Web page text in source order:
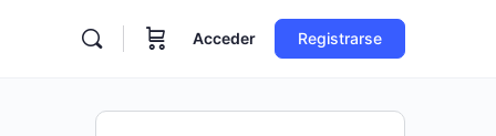
Acceder Registrarse